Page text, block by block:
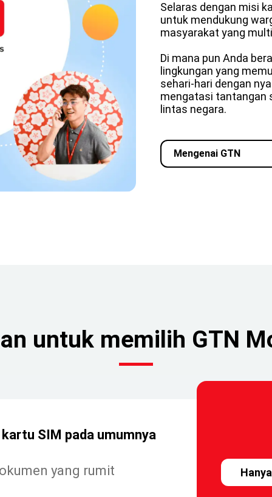
Selaras dengan misi
untuk mendukung
masyarakat yang
Di mana pun Anda
lingkungan yang
sehari-hari dengan
mengatasi tantangan
lintas negara.
Mengenai GTN
untuk memilih GTN
SIM pada umumnya
yang rumit